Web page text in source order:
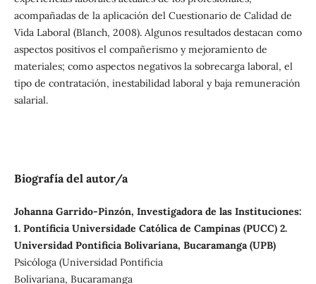
acompañadas de la aplicación del Cuestionario de Calidad de
Vida Laboral (Blanch, 2008). Algunos resultados destacan como
aspectos positivos el compañerismo y mejoramiento de
materiales; como aspectos negativos la sobrecarga laboral, el
tipo de contratación, inestabilidad laboral y baja remuneración
salarial.
Biografía del autor/a
Johanna Garrido-Pinzón, Investigadora de las Instituciones:
1. Pontíficia Universidade Católica de Campinas (PUCC) 2.
Universidad Pontificia Bolivariana, Bucaramanga (UPB)
Psicóloga (Universidad Pontificia
Bolivariana, Bucaramanga